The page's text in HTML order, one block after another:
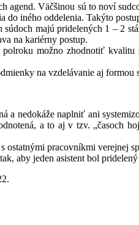
Väčšinou sú to noví
iného oddelenia. Takýto
majú pridelených 1 – 2
na kariérny postup.
možno zhodnotiť
na vzdelávanie aj formou
nedokáže naplniť ani
a to aj v tzv. „časoch
ostatnými pracovníkmi verejnej
aby jeden asistent bol